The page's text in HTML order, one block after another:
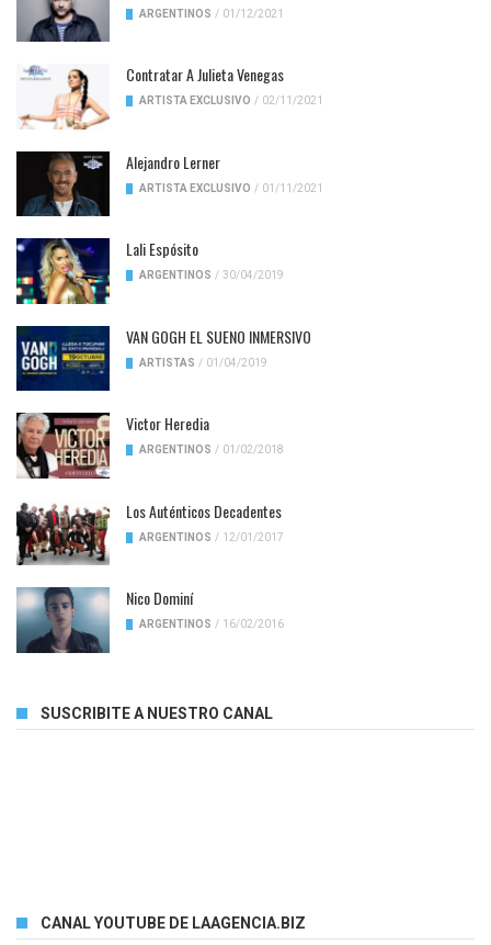
ARGENTINOS / 01/12/2021
Contratar A Julieta Venegas
ARTISTA EXCLUSIVO / 02/11/2021
Alejandro Lerner
ARTISTA EXCLUSIVO / 01/11/2021
Lali Espósito
ARGENTINOS / 30/04/2019
VAN GOGH EL SUENO INMERSIVO
ARTISTAS / 01/04/2019
Victor Heredia
ARGENTINOS / 01/02/2018
Los Auténticos Decadentes
ARGENTINOS / 12/01/2017
Nico Dominí
ARGENTINOS / 16/02/2016
SUSCRIBITE A NUESTRO CANAL
CANAL YOUTUBE DE LAAGENCIA.BIZ